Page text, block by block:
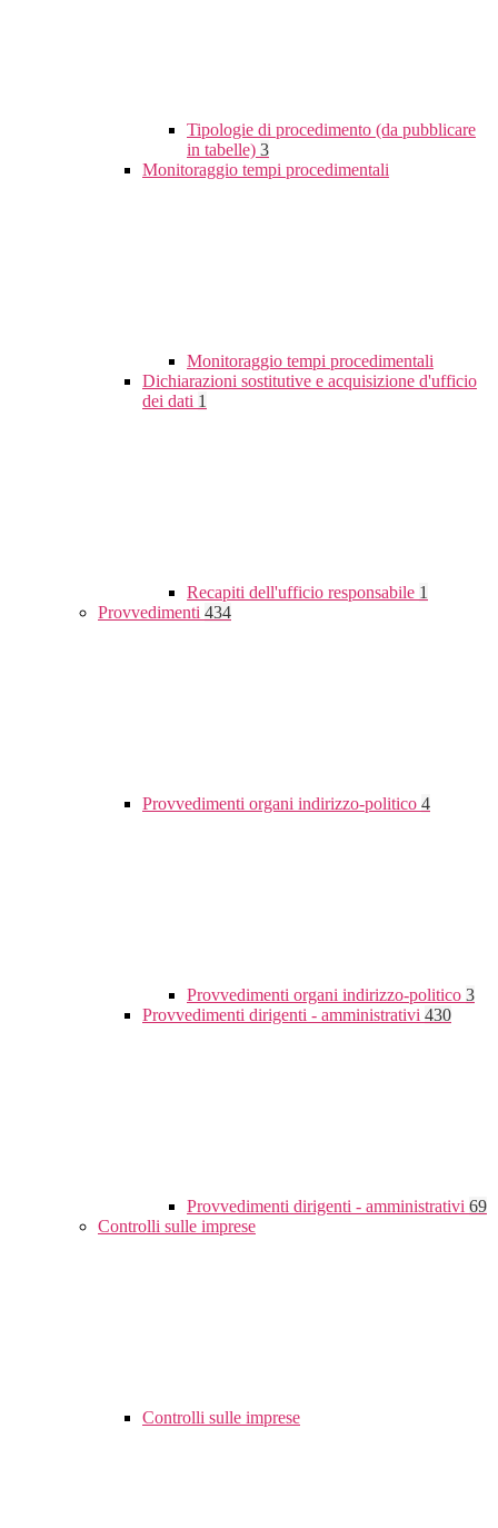
Tipologie di procedimento (da pubblicare
in tabelle) 3
Monitoraggio tempi procedimentali
Monitoraggio tempi procedimentali
Dichiarazioni sostitutive e acquisizione d'ufficio
dei dati 1
Recapiti dell'ufficio responsabile 1
Provvedimenti 434
Provvedimenti organi indirizzo-politico 4
Provvedimenti organi indirizzo-politico 3
Provvedimenti dirigenti - amministrativi 430
Provvedimenti dirigenti - amministrativi 69
Controlli sulle imprese
Controlli sulle imprese